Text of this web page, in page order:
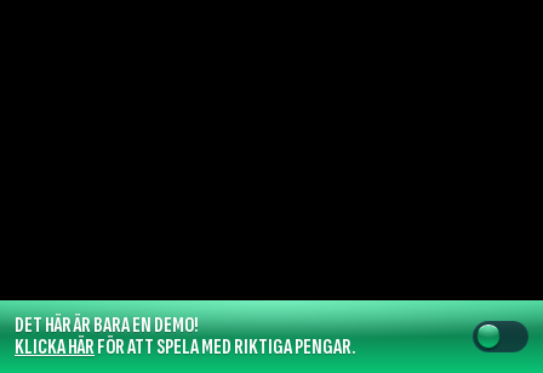
DET HÄR ÄR BARA EN DEMO!
KLICKA HÄRFÖR ATT SPELA MED RIKTIGA PENGAR.